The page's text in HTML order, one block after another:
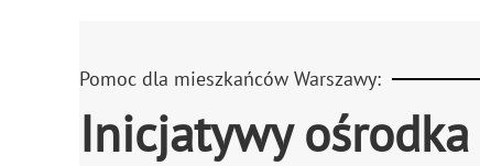
Pomoc dla mieszkańców Warszawy:
Inicjatywy ośrodka